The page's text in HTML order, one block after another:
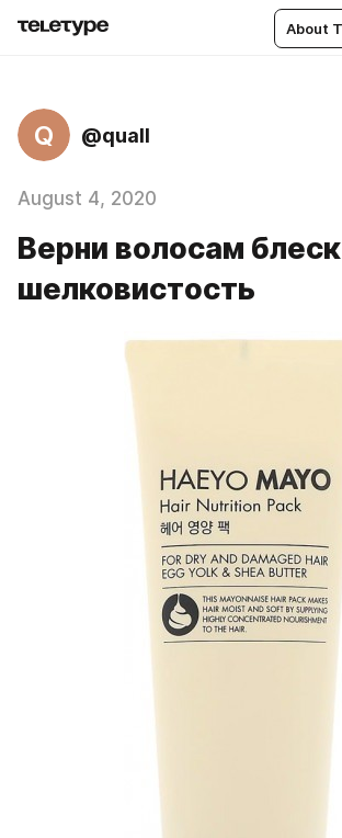
About
Q @quall
August 4, 2020
Верни волосам
шелковистость